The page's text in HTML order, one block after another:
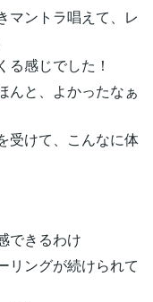
マントラ唱えて、レ
感じでした！
んと、よかったなぁ
受けて、こんなに体
できるわけ
リングが続けられて